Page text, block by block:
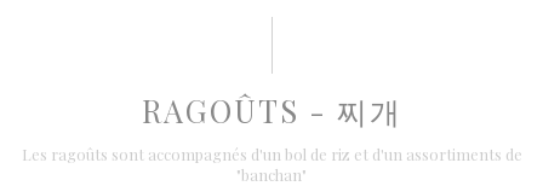
RAGOÛTS - 찌개
Les ragoûts sont accompagnés d'un bol de riz et d'un assortiments de
"banchan"